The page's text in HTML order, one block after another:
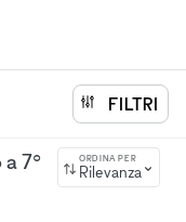
FILTRI
7°
ORDINA PER
Rilevanza